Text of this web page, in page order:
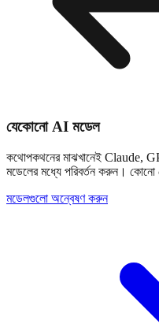
যেকোনো AI মডেল
কথোপকথনের মাঝখানেই
মডেলের মধ্যে পরিবর্তন করুন। কোনো
মডেলগুলো অন্বেষণ করুন